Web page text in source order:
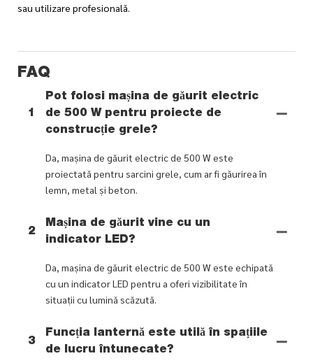
sau utilizare profesională.
FAQ
1
Pot folosi mașina de găurit electric
de 500 W pentru proiecte de
construcție grele?
Da, mașina de găurit electric de 500 W este
proiectată pentru sarcini grele, cum ar fi găurirea în
lemn, metal și beton.
2
Mașina de găurit vine cu un
indicator LED?
Da, mașina de găurit electric de 500 W este echipată
cu un indicator LED pentru a oferi vizibilitate în
situații cu lumină scăzută.
3
Funcția lanternă este utilă în spațiile
de lucru întunecate?